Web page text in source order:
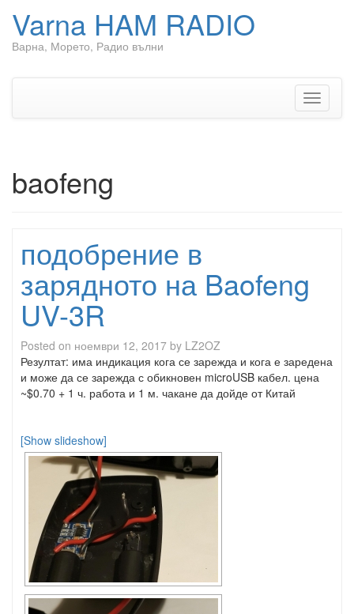
Varna HAM RADIO
Варна, Морето, Радио вълни
Toggle
baofeng
подобрение в
зарядното на Baofeng
UV-3R
Posted on ноември 12, 2017 by LZ2OZ
Резултат: има индикация кога се зарежда и кога е заредена
и може да се зарежда с обикновен microUSB кабел. цена
~$0.70 + 1 ч. работа и 1 м. чакане да дойде от Китай
[Show slideshow]